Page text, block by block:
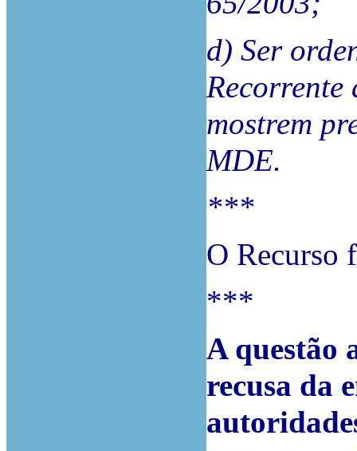
d) Ser
Recorrente
mostrem
MDE.
***
O Recurso
***
A questão
recusa da